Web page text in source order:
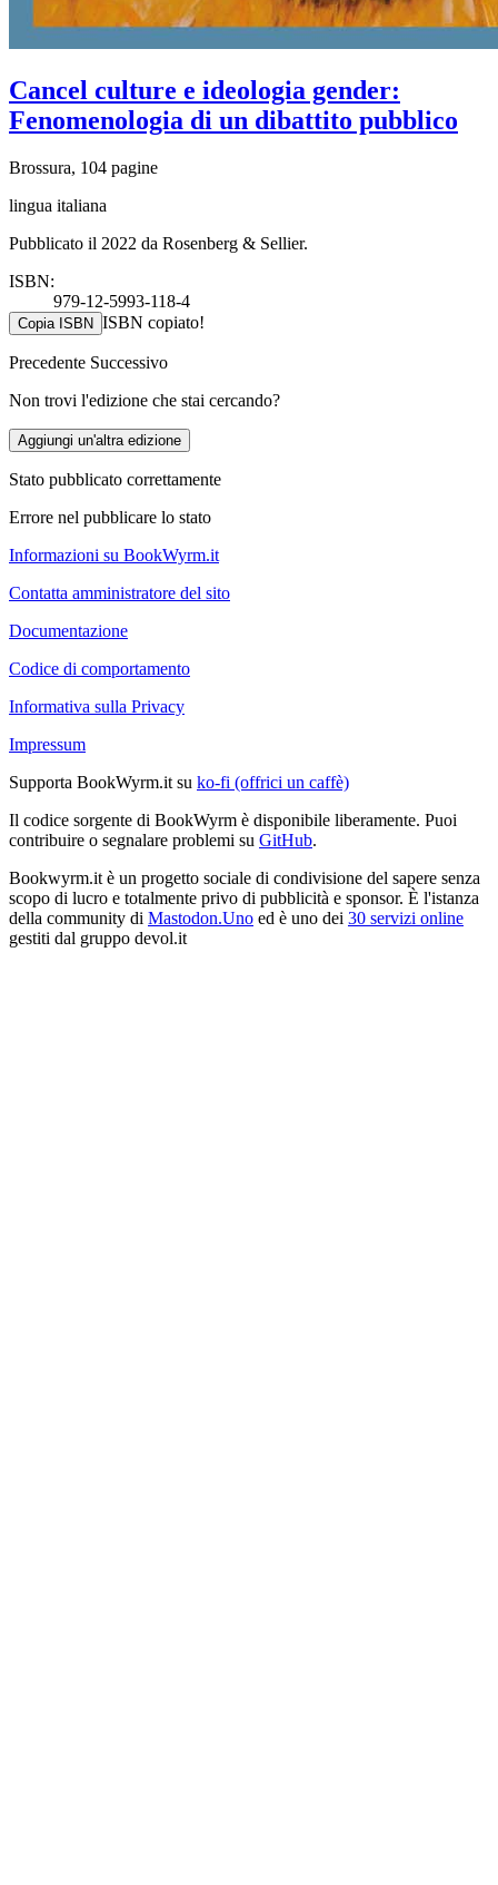
Cancel culture e ideologia gender:
Fenomenologia di un dibattito pubblico
Brossura, 104 pagine
lingua italiana
Pubblicato il 2022 da Rosenberg & Sellier.
ISBN:
979-12-5993-118-4
Copia ISBN ISBN copiato!
Precedente Successivo
Non trovi l'edizione che stai cercando?
Aggiungi un'altra edizione
Stato pubblicato correttamente
Errore nel pubblicare lo stato
Informazioni su BookWyrm.it
Contatta amministratore del sito
Documentazione
Codice di comportamento
Informativa sulla Privacy
Impressum
Supporta BookWyrm.it su ko-fi (offrici un caffè)
Il codice sorgente di BookWyrm è disponibile liberamente. Puoi
contribuire o segnalare problemi su GitHub.
Bookwyrm.it è un progetto sociale di condivisione del sapere senza
scopo di lucro e totalmente privo di pubblicità e sponsor. È l'istanza
della community di Mastodon.Uno ed è uno dei 30 servizi online
gestiti dal gruppo devol.it